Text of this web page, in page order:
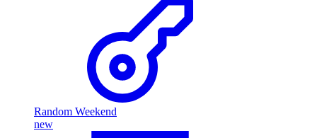
Random Weekend
new